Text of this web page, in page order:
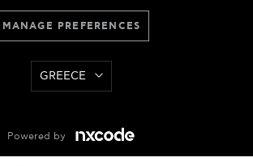
MANAGE PREFERENCES
GREECE
Powered by